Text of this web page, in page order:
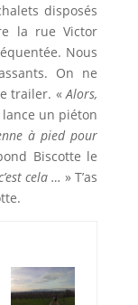
disposés
la rue Victor
Nous
On ne
trailer. «Alors,
un piéton
à pied pour
Biscotte le
cela … » T’as